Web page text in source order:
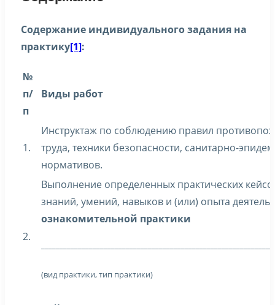
Содержание индивидуального задания на
практику[1]:
№
п/
п
Виды работ
1.
Инструктаж по соблюдению правил
труда, техники безопасности, санитарно-
нормативов.
2.
Выполнение определенных практических
знаний, умений, навыков и (или) опыта
ознакомительной практики
(вид практики, тип практики)